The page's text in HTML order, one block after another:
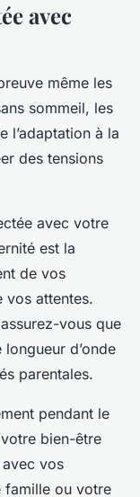
avec
même les
sommeil, les
l’adaptation à la
des tensions
avec votre
est la
de vos
vos attentes.
vous que
d’onde
parentales.
pendant le
bien-être
vos
famille ou votre